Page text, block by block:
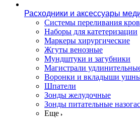
Расходники и аксессуары
Системы переливания
Наборы для катетеризации
Маркеры хирургические
Жгуты венозные
Мундштуки и загубники
Магистрали
Воронки и вкладыши
Шпатели
Зонды желудочные
Зонды питательные
Еще